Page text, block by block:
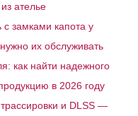
ателье
с замками капота у
их обслуживать
как найти надежного
в 2026 году
и DLSS —